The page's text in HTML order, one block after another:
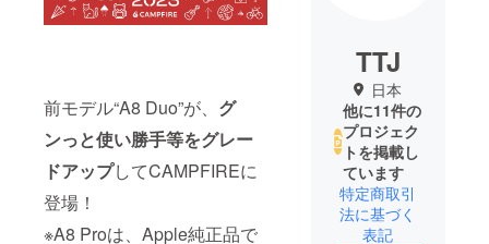
前モデル“A8 Duo”が、 グ
ンっと使い勝手等をグレー
ドアップしてCAMPFIREに
登場！
※A8 Proは、Apple純正品で
TTJ
日本
他に11件の
プロジェク
トを掲載し
ています
特定商取引
法に基づく
表記